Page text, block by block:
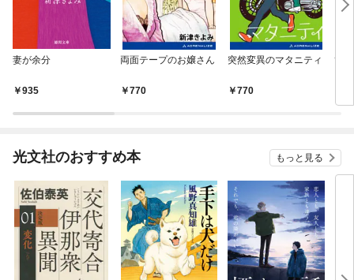
妻が余分
935
両面テープのお嬢さん
770
突然変異のマタニティ
770
ひ
光文社のおすすめ本 もっと見る